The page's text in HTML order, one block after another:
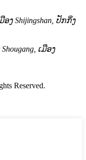
ງ Shijingshan, ປັກ​ກິ່ງ
ເມືອງ
Reserved.